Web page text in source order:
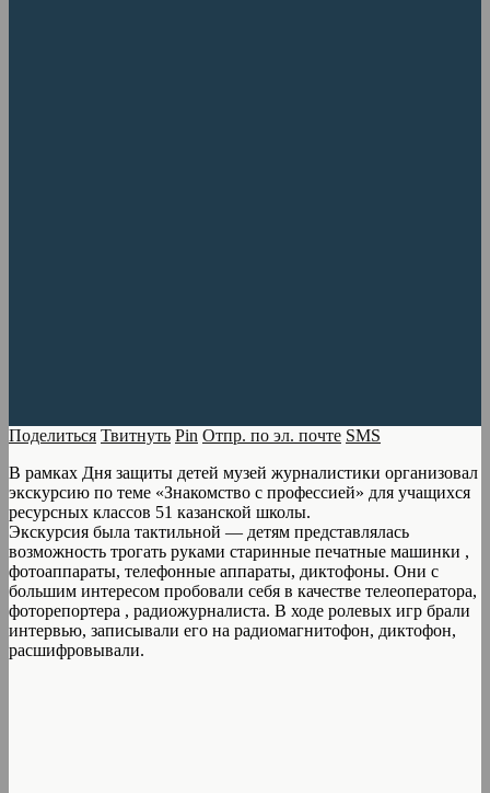
Поделиться Твитнуть Pin Отпр. по эл. почте SMS
В рамках Дня защиты детей музей журналистики организовал
экскурсию по теме «Знакомство с профессией» для учащихся
ресурсных классов 51 казанской школы.
Экскурсия была тактильной — детям представлялась
возможность трогать руками старинные печатные машинки ,
фотоаппараты, телефонные аппараты, диктофоны. Они с
большим интересом пробовали себя в качестве телеоператора,
фоторепортера , радиожурналиста. В ходе ролевых игр брали
интервью, записывали его на радиомагнитофон, диктофон,
расшифровывали.